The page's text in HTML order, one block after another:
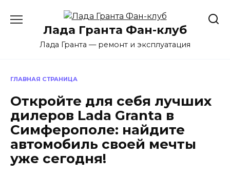
содержаниюЛада Гранта Фан-клуб
Лада Гранта — ремонт и эксплуатация
ГЛАВНАЯ СТРАНИЦА
Откройте для себя лучших
дилеров Lada Granta в
Симферополе: найдите
автомобиль своей мечты
уже сегодня!